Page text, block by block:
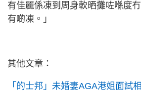
有佳麗係凍到周身軟晒攤咗喺度
有啲凍。」
其他文章：
「的士邦」未婚妻AGA港姐面試